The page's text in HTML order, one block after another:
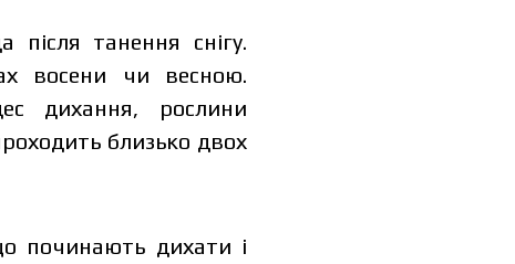
танення снігу.
восени чи весною.
дихання, рослини
близько двох
починають дихати і